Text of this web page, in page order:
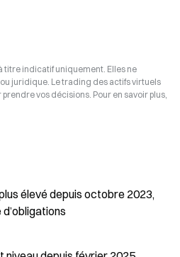
titre indicatif uniquement. Elles ne
juridique. Le trading des actifs virtuels
vos décisions. Pour en savoir plus,
élevé depuis octobre 2023,